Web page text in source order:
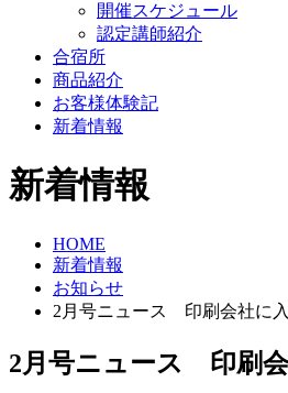
開催スケジュール
認定講師紹介
合宿所
商品紹介
お客様体験記
新着情報
新着情報
HOME
新着情報
お知らせ
2月号ニュース 印刷会社に入
2月号ニュース 印刷会